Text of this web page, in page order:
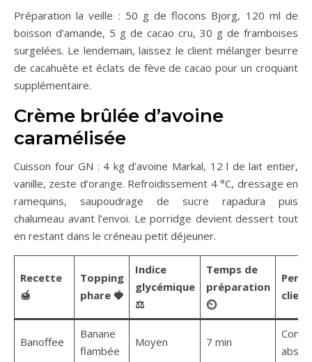
Préparation la veille : 50 g de flocons Bjorg, 120 ml de
boisson d’amande, 5 g de cacao cru, 30 g de framboises
surgelées. Le lendemain, laissez le client mélanger beurre
de cacahuète et éclats de fève de cacao pour un croquant
supplémentaire.
Crème brûlée d’avoine
caramélisée
Cuisson four GN : 4 kg d’avoine Markal, 12 l de lait entier,
vanille, zeste d’orange. Refroidissement 4 °C, dressage en
ramequins, saupoudrage de sucre rapadura puis
chalumeau avant l’envoi. Le porridge devient dessert tout
en restant dans le créneau petit déjeuner.
Recette
🍯
Topping
phare 🍓
Indice
glycémique
⚖️
Temps de
préparation
⏲️
Banoffee
Banane
flambée
Moyen 7 min
absolu